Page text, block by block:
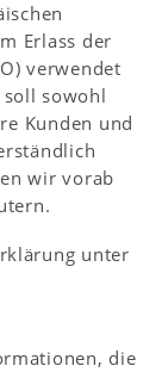
Erlass der
verwendet
sowohl
Kunden und
wir vorab
unter
die